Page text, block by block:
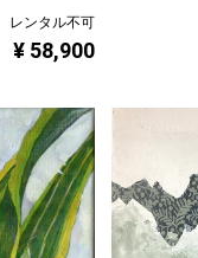
レンタル不可
¥ 58,900